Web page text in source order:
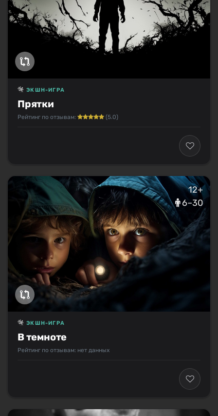
Прятки
ЭКШН-ИГРА
Рейтинг по отзывам: (5.0)
12+
6–30
В темноте
ЭКШН-ИГРА
Рейтинг по отзывам: нет данных